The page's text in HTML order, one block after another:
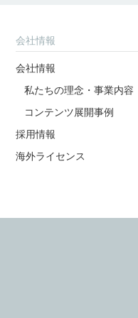
会社情報
会社情報
私たちの理念・事業内容
コンテンツ展開事例
採用情報
海外ライセンス